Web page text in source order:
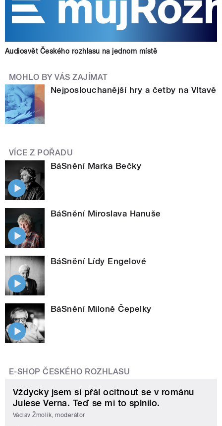
Audiosvět Českého rozhlasu na jednom místě
MOHLO BY VÁS ZAJÍMAT
Nejposlouchanější hry a četby na Vltavě
VÍCE Z POŘADU
BáSnění Marka Bečky
BáSnění Miroslava Hanuše
BáSnění Lídy Engelové
BáSnění Miloně Čepelky
E-SHOP ČESKÉHO ROZHLASU
Vždycky jsem si přál ocitnout se v románu
Julese Verna. Teď se mi to splnilo.
Václav Žmolík, moderátor